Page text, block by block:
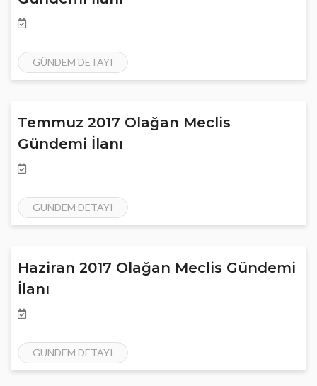
GÜNDEM DETAYI
Temmuz 2017 Olağan Meclis
Gündemi İlanı
GÜNDEM DETAYI
Haziran 2017 Olağan Meclis Gündemi
İlanı
GÜNDEM DETAYI